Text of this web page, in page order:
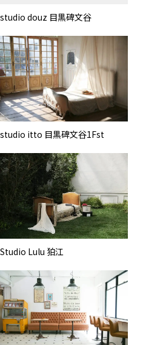
studio douz 目黒碑文谷
studio itto 目黒碑文谷1Fst
Studio Lulu 狛江